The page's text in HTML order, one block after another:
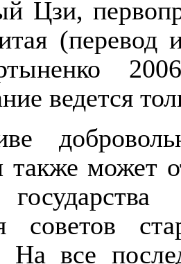
Цзи,
(перевод
ведется
может
советов
На все